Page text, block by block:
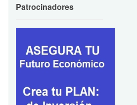
Patrocinadores